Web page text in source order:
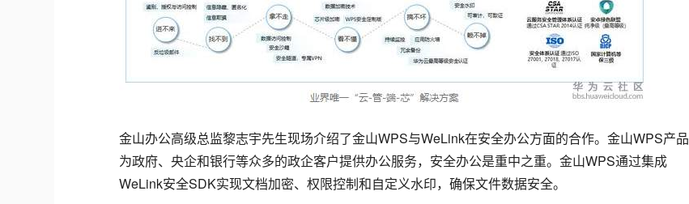
金山办公高级总监黎志宇先生现场介绍了金山WPS与WeLink在安全办公方面的合作。金山WPS产品
为政府、央企和银行等众多的政企客户提供办公服务，安全办公是重中之重。金山WPS通过集成
WeLink安全SDK实现文档加密、权限控制和自定义水印，确保文件数据安全。